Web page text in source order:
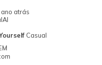
ano atrás
Casual